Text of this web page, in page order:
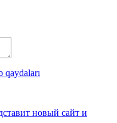
qaydaları